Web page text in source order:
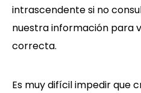
intrascendente si no
nuestra información para
correcta.
Es muy difícil impedir que